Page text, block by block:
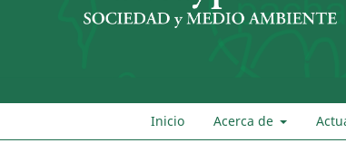
Inicio Acerca de